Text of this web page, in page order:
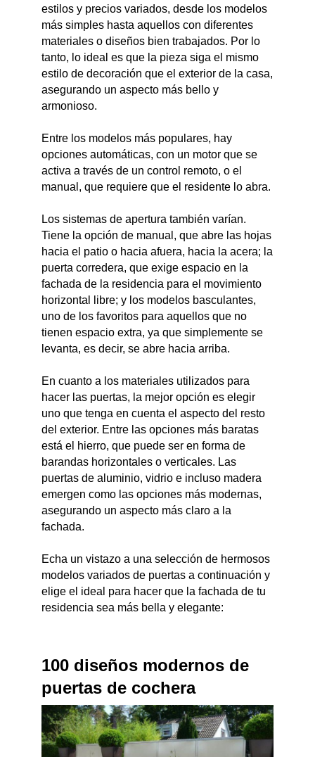
estilos y precios variados, desde los modelos
más simples hasta aquellos con diferentes
materiales o diseños bien trabajados. Por lo
tanto, lo ideal es que la pieza siga el mismo
estilo de decoración que el exterior de la casa,
asegurando un aspecto más bello y
armonioso.
Entre los modelos más populares, hay
opciones automáticas, con un motor que se
activa a través de un control remoto, o el
manual, que requiere que el residente lo abra.
Los sistemas de apertura también varían.
Tiene la opción de manual, que abre las hojas
hacia el patio o hacia afuera, hacia la acera; la
puerta corredera, que exige espacio en la
fachada de la residencia para el movimiento
horizontal libre; y los modelos basculantes,
uno de los favoritos para aquellos que no
tienen espacio extra, ya que simplemente se
levanta, es decir, se abre hacia arriba.
En cuanto a los materiales utilizados para
hacer las puertas, la mejor opción es elegir
uno que tenga en cuenta el aspecto del resto
del exterior. Entre las opciones más baratas
está el hierro, que puede ser en forma de
barandas horizontales o verticales. Las
puertas de aluminio, vidrio e incluso madera
emergen como las opciones más modernas,
asegurando un aspecto más claro a la
fachada.
Echa un vistazo a una selección de hermosos
modelos variados de puertas a continuación y
elige el ideal para hacer que la fachada de tu
residencia sea más bella y elegante:
100 diseños modernos de
puertas de cochera